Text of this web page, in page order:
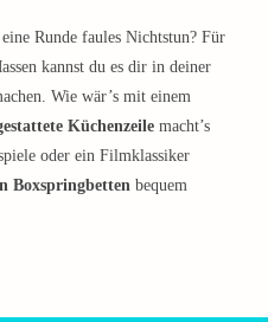
Runde faules Nichtstun? Für
kannst du es dir in deiner
Wie wär’s mit einem
Küchenzeile macht’s
oder ein Filmklassiker
Boxspringbetten bequem